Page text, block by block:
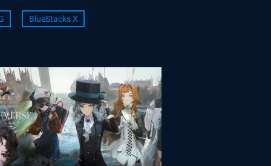
BlueStacks X